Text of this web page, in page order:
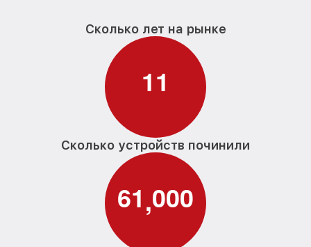
Сколько лет на рынке
11
Сколько устройств починили
61,000